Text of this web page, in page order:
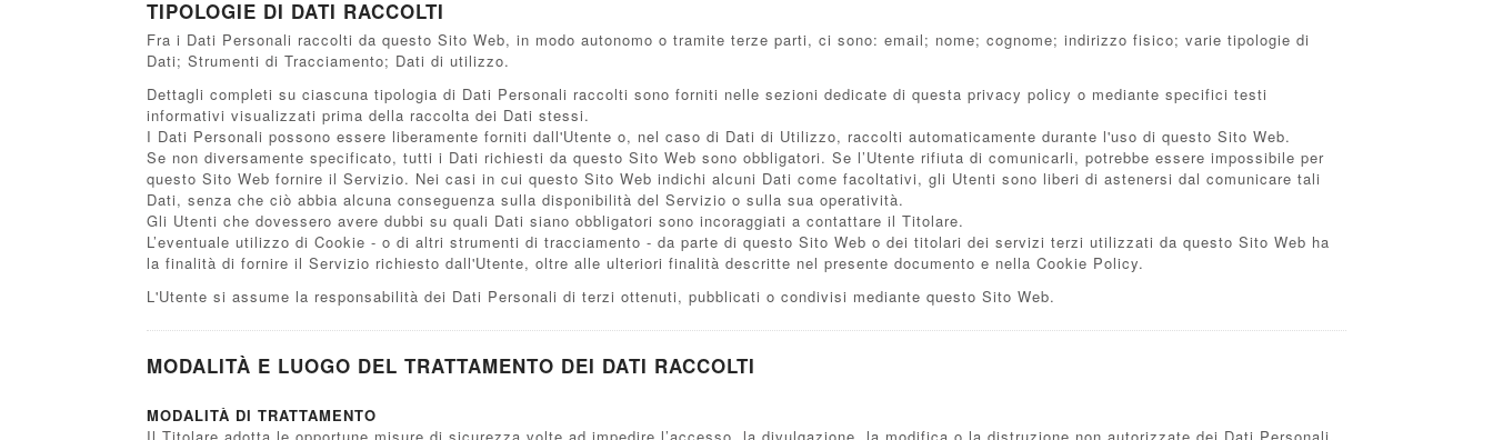
TIPOLOGIE DI DATI RACCOLTI
Fra i Dati Personali raccolti da questo Sito Web, in modo autonomo o tramite terze parti, ci sono: email; nome; cognome; indirizzo fisico; varie tipologie di
Dati; Strumenti di Tracciamento; Dati di utilizzo.
Dettagli completi su ciascuna tipologia di Dati Personali raccolti sono forniti nelle sezioni dedicate di questa privacy policy o mediante specifici testi
informativi visualizzati prima della raccolta dei Dati stessi.
I Dati Personali possono essere liberamente forniti dall'Utente o, nel caso di Dati di Utilizzo, raccolti automaticamente durante l'uso di questo Sito Web.
Se non diversamente specificato, tutti i Dati richiesti da questo Sito Web sono obbligatori. Se l’Utente rifiuta di comunicarli, potrebbe essere impossibile per
questo Sito Web fornire il Servizio. Nei casi in cui questo Sito Web indichi alcuni Dati come facoltativi, gli Utenti sono liberi di astenersi dal comunicare tali
Dati, senza che ciò abbia alcuna conseguenza sulla disponibilità del Servizio o sulla sua operatività.
Gli Utenti che dovessero avere dubbi su quali Dati siano obbligatori sono incoraggiati a contattare il Titolare.
L’eventuale utilizzo di Cookie - o di altri strumenti di tracciamento - da parte di questo Sito Web o dei titolari dei servizi terzi utilizzati da questo Sito Web ha
la finalità di fornire il Servizio richiesto dall'Utente, oltre alle ulteriori finalità descritte nel presente documento e nella Cookie Policy.
L'Utente si assume la responsabilità dei Dati Personali di terzi ottenuti, pubblicati o condivisi mediante questo Sito Web.
MODALITÀ E LUOGO DEL TRATTAMENTO DEI DATI RACCOLTI
MODALITÀ DI TRATTAMENTO